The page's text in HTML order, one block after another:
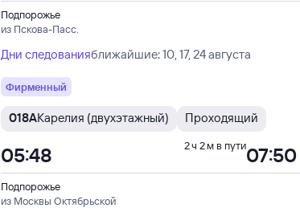
Подпорожье
из Пскова-Пасс.
Дни следованияближайшие: 10, 17, 24 августа
Фирменный
018АКарелия (двухэтажный) Проходящий
Подпорожье
из Москвы Октябрьской
05:48 07:50
2 ч 2 м в пути